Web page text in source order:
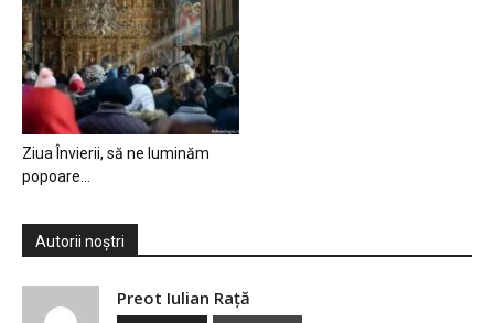
Ziua Învierii, să ne luminăm
popoare…
Autorii noștri
Preot Iulian Raţă